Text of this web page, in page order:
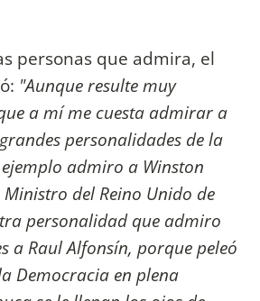
personas que admira, el
"Aunque resulte muy
a mí me cuesta admirar a
personalidades de la
admiro a Winston
del Reino Unido de
personalidad que admiro
a Raul Alfonsín, porque peleó
Democracia en plena